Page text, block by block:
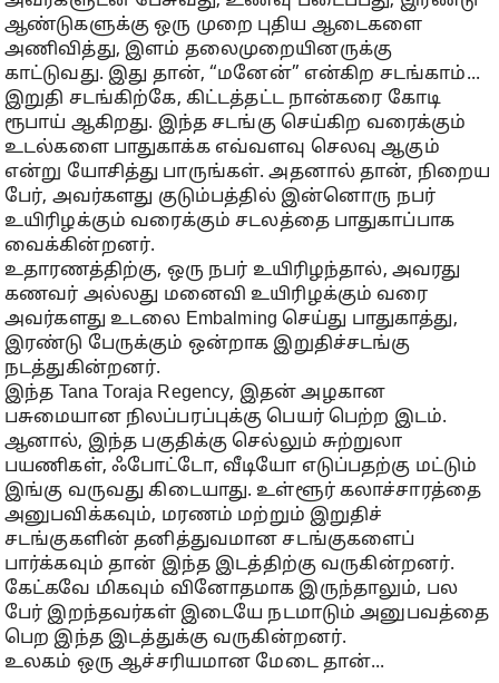
ஆண்டுகளுக்கு ஒரு முறை புதிய ஆடைகளை
அணிவித்து, இளம் தலைமுறையினருக்கு
காட்டுவது. இது தான், “மனேன்” என்கிற சடங்காம்...
இறுதி சடங்கிற்கே, கிட்டத்தட்ட நான்கரை கோடி
ரூபாய் ஆகிறது. இந்த சடங்கு செய்கிற வரைக்கும்
உடல்களை பாதுகாக்க எவ்வளவு செலவு ஆகும்
என்று யோசித்து பாருங்கள். அதனால் தான், நிறைய
பேர், அவர்களது குடும்பத்தில் இன்னொரு நபர்
உயிரிழக்கும் வரைக்கும் சடலத்தை பாதுகாப்பாக
வைக்கின்றனர்.
உதாரணத்திற்கு, ஒரு நபர் உயிரிழந்தால், அவரது
கணவர் அல்லது மனைவி உயிரிழக்கும் வரை
அவர்களது உடலை Embalming செய்து பாதுகாத்து,
இரண்டு பேருக்கும் ஒன்றாக இறுதிச்சடங்கு
நடத்துகின்றனர்.
இந்த Tana Toraja Regency, இதன் அழகான
பசுமையான நிலப்பரப்புக்கு பெயர் பெற்ற இடம்.
ஆனால், இந்த பகுதிக்கு செல்லும் சுற்றுலா
பயணிகள், ஃபோட்டோ, வீடியோ எடுப்பதற்கு மட்டும்
இங்கு வருவது கிடையாது. உள்ளூர் கலாச்சாரத்தை
அனுபவிக்கவும், மரணம் மற்றும் இறுதிச்
சடங்குகளின் தனித்துவமான சடங்குகளைப்
பார்க்கவும் தான் இந்த இடத்திற்கு வருகின்றனர்.
கேட்கவே மிகவும் வினோதமாக இருந்தாலும், பல
பேர் இறந்தவர்கள் இடையே நடமாடும் அனுபவத்தை
பெற இந்த இடத்துக்கு வருகின்றனர்.
உலகம் ஒரு ஆச்சரியமான மேடை தான்...